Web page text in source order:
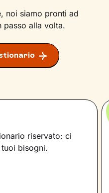
noi siamo pronti ad
passo alla volta.
riservato: ci
bisogni.